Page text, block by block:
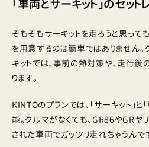
「車両とサーキット」のセッ
そもそもサーキットを走ろうと思って
を用意するのは簡単ではありません
キットでは、事前の熱対策や、走行
ります。
KINTOのプランでは、「サーキット」と
能。クルマがなくても、GR86やGRヤ
された車両でガッツリ走れちゃうんで